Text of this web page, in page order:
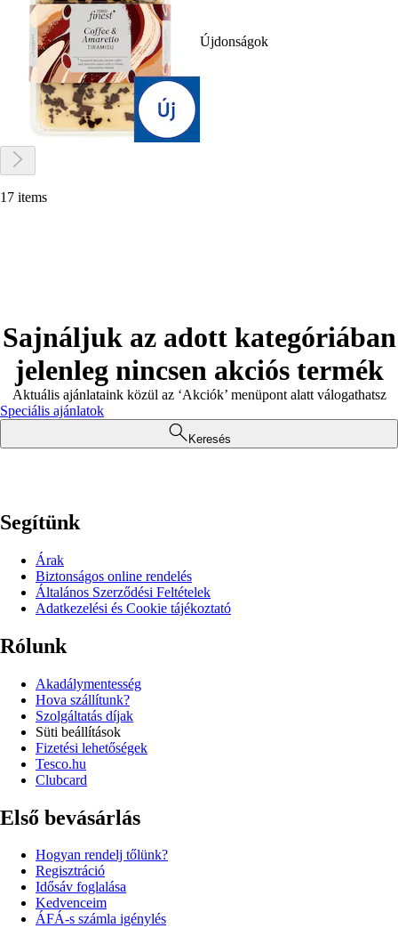
Újdonságok
17 items
Sajnáljuk az adott kategóriában
jelenleg nincsen akciós termék
Aktuális ajánlataink közül az ‘Akciók’ menüpont alatt válogathatsz
Speciális ajánlatok
Keresés
Segítünk
Árak
Biztonságos online rendelés
Általános Szerződési Feltételek
Adatkezelési és Cookie tájékoztató
Rólunk
Akadálymentesség
Hova szállítunk?
Szolgáltatás díjak
Süti beállítások
Fizetési lehetőségek
Tesco.hu
Clubcard
Első bevásárlás
Hogyan rendelj tőlünk?
Regisztráció
Idősáv foglalása
Kedvenceim
ÁFÁ-s számla igénylés